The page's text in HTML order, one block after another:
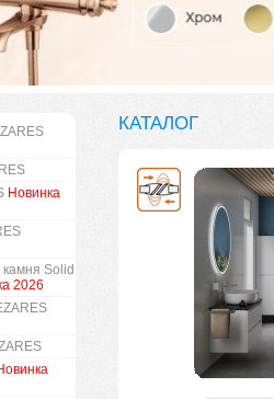
Новинка
камня Solid
2026
КАТАЛОГ